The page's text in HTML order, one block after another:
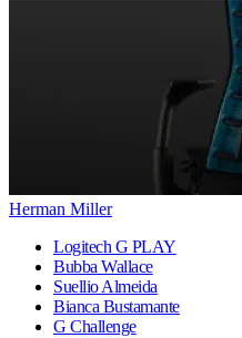
Herman Miller
Logitech G PLAY
Bubba Wallace
Suellio Almeida
Bianca Bustamante
G Challenge